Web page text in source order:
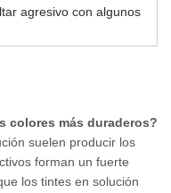
agresivo con algunos
colores más duraderos?
suelen producir los
forman un fuerte
los tintes en solución